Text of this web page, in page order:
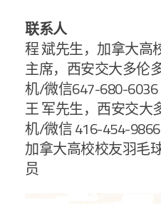
联系人
程 斌先生，加拿大高
主席，西安交大多伦
机/微信647-680-6036
王 军先生，西安交大
机/微信 416-454-9866
加拿大高校校友羽毛
员